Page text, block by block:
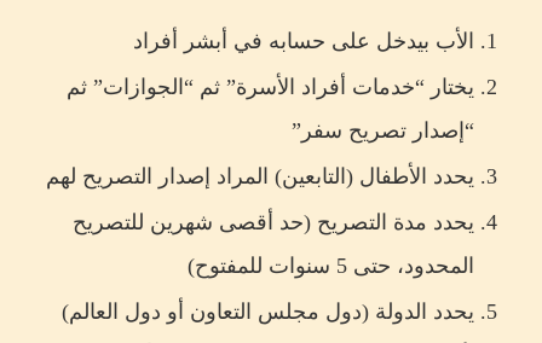
الأب بيدخل على حسابه في أبشر أفراد
يختار “خدمات أفراد الأسرة” ثم “الجوازات” ثم
“إصدار تصريح سفر”
يحدد الأطفال (التابعين) المراد إصدار التصريح لهم
يحدد مدة التصريح (حد أقصى شهرين للتصريح
المحدود، حتى 5 سنوات للمفتوح)
يحدد الدولة (دول مجلس التعاون أو دول العالم)